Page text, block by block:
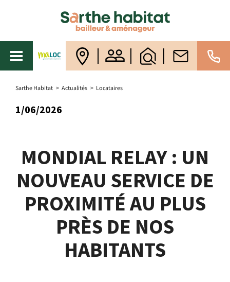
Sarthe Habitat > Actualités > Locataires
1/06/2026
MONDIAL RELAY : UN
NOUVEAU SERVICE DE
PROXIMITÉ AU PLUS
PRÈS DE NOS
HABITANTS